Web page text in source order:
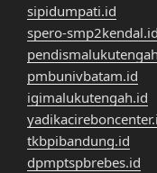
sipidumpati.id
spero-smp2kendal.id
pmbunivbatam.id
igimalukutengah.id
tkbpibandung.id
dpmptspbrebes.id